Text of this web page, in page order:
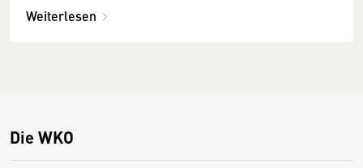
Weiterlesen
Die WKO